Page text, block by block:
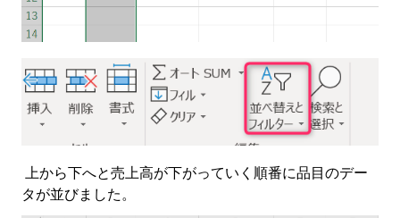
上から下へと売上高が下がっていく順番に品目のデー
タが並びました。